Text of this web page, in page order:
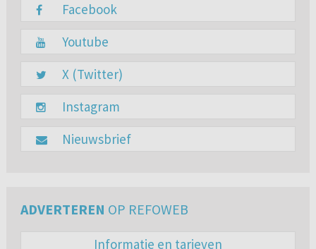
Facebook
Youtube
X (Twitter)
Instagram
Nieuwsbrief
ADVERTEREN OP REFOWEB
Informatie en tarieven